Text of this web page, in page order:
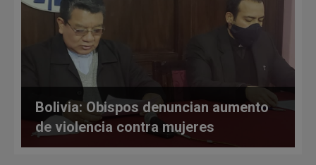
Bolivia: Obispos denuncian aumento
de violencia contra mujeres